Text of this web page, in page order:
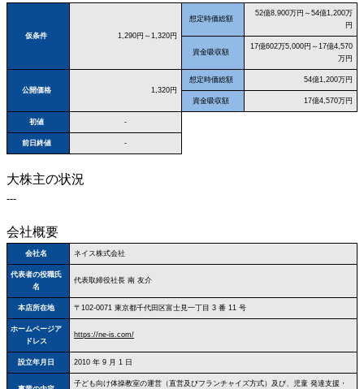
仮条件 1,290円～1,320円
想定時価総額
52億8,900万円～54億1,200万
円
資金吸収額
17億602万5,000円～17億4,570
万円
公開価格 1,320円
想定時価総額 54億1,200万円
資金吸収額 17億4,570万円
初値 -
前日終値 -
大株主の状況
---
会社概要
会社名 ネイス株式会社
代表者の役職氏
名
代表取締役社長 南 友介
本店所在地 〒102‐0071 東京都千代田区富士見一丁目 3 番 11 号
ホームページア
ドレス
https://ne-is.com/
設立年月日 2010 年 9 月 1 日
子ども向け体操教室の運営（直営及びフランチャイズ方式）及び、児童 発達支援・